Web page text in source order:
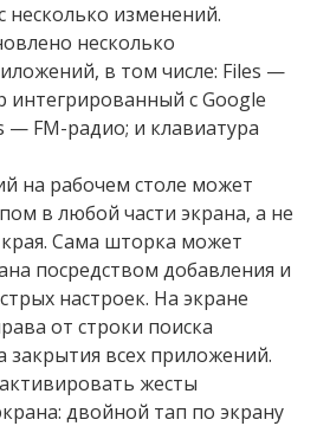
несколько изменений.
несколько
в том числе: Files —
с Google
— FM-радио; и клавиатура
на рабочем столе может
в любой части экрана, а не
Сама шторка может
посредством добавления и
настроек. На экране
от строки поиска
закрытия всех приложений.
жесты
двойной тап по экрану